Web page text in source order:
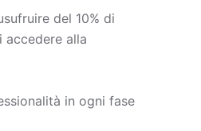
del 10% di
accedere alla
in ogni fase